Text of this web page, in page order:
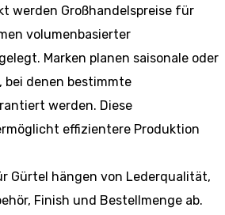
werden Großhandelspreise für
volumenbasierter
Marken planen saisonale oder
bei denen bestimmte
werden. Diese
effizientere Produktion
Gürtel hängen von Lederqualität,
Finish und Bestellmenge ab.